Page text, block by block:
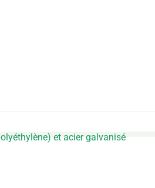
et acier galvanisé